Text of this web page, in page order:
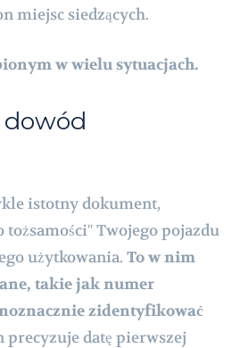
miejsc siedzących.
w wielu sytuacjach.
dowód
istotny dokument,
tożsamości" Twojego pojazdu
użytkowania. To w nim
takie jak numer
zidentyfikować
precyzuje datę pierwszej